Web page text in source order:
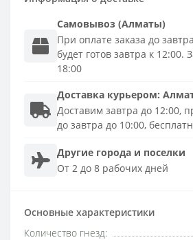
Самовывоз (Алматы)
При оплате заказа до
будет готов завтра к 12:00.
18:00
Доставка курьером:
Доставим завтра до 12:00,
до завтра до 10:00,
Другие города и поселки
От 2 до 8 рабочих дней
Основные характеристики
Количество гнезд: